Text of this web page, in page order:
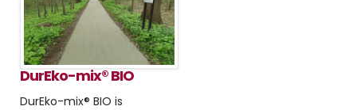
DurEko-mix® BIO
DurEko-mix® BIO is